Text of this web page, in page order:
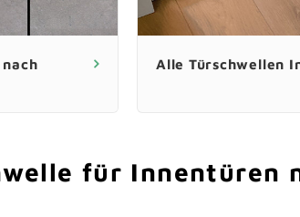
Alle Türschwellen
für Innentüren